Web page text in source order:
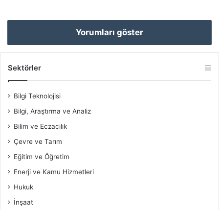
Yorumları göster
Sektörler
Bilgi Teknolojisi
Bilgi, Araştırma ve Analiz
Bilim ve Eczacılık
Çevre ve Tarım
Eğitim ve Öğretim
Enerji ve Kamu Hizmetleri
Hukuk
İnşaat